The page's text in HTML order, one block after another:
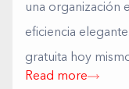
una organización
eficiencia
gratuita hoy
Read more